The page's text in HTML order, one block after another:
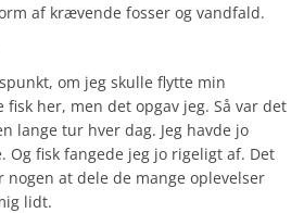
af krævende fosser og vandfald.
om jeg skulle flytte min
her, men det opgav jeg. Så var det
lange tur hver dag. Jeg havde jo
Og fisk fangede jeg jo rigeligt af. Det
nogen at dele de mange oplevelser
lidt.